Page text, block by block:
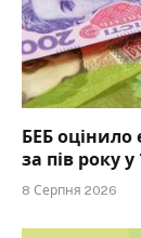
БЕБ оцінило
за пів року
8 Серпня 2026